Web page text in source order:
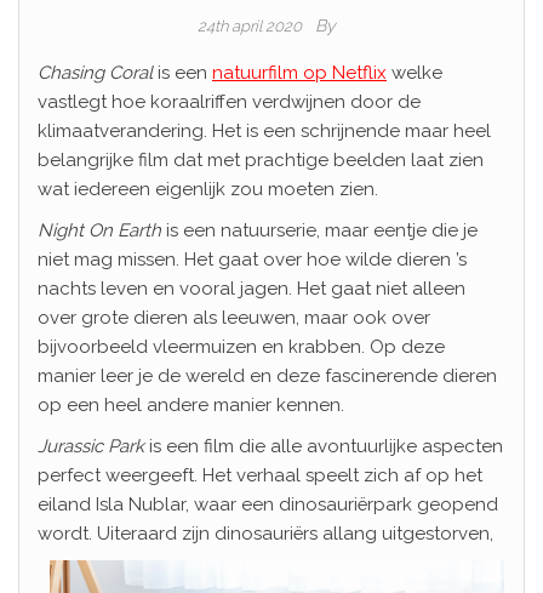
24th april 2020 By
Chasing Coralis een natuurfilm op Netflix welke
vastlegt hoe koraalriffen verdwijnen door de
klimaatverandering. Het is een schrijnende maar heel
belangrijke film dat met prachtige beelden laat zien
wat iedereen eigenlijk zou moeten zien.
Night On Earth is een natuurserie, maar eentje die je
niet mag missen. Het gaat over hoe wilde dieren ’s
nachts leven en vooral jagen. Het gaat niet alleen
over grote dieren als leeuwen, maar ook over
bijvoorbeeld vleermuizen en krabben. Op deze
manier leer je de wereld en deze fascinerende dieren
op een heel andere manier kennen.
Jurassic Parkis een film die alle avontuurlijke aspecten
perfect weergeeft. Het verhaal speelt zich af op het
eiland Isla Nublar, waar een dinosauriërpark geopend
wordt. Uiteraard zijn dinosauriërs allang uitgestorven,